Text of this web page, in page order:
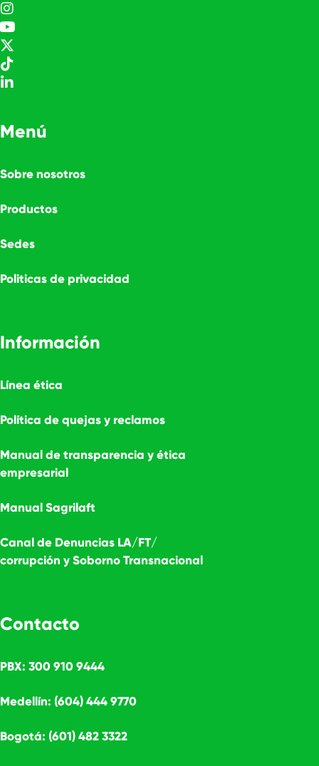
Menú
Sobre nosotros
Productos
Sedes
Politicas de privacidad
Información
Línea ética
Política de quejas y reclamos
Manual de transparencia y ética
empresarial
Manual Sagrilaft
Canal de Denuncias LA/FT/
corrupción y Soborno Transnacional
Contacto
PBX: 300 910 9444
Medellín: (604) 444 9770
Bogotá: (601) 482 3322